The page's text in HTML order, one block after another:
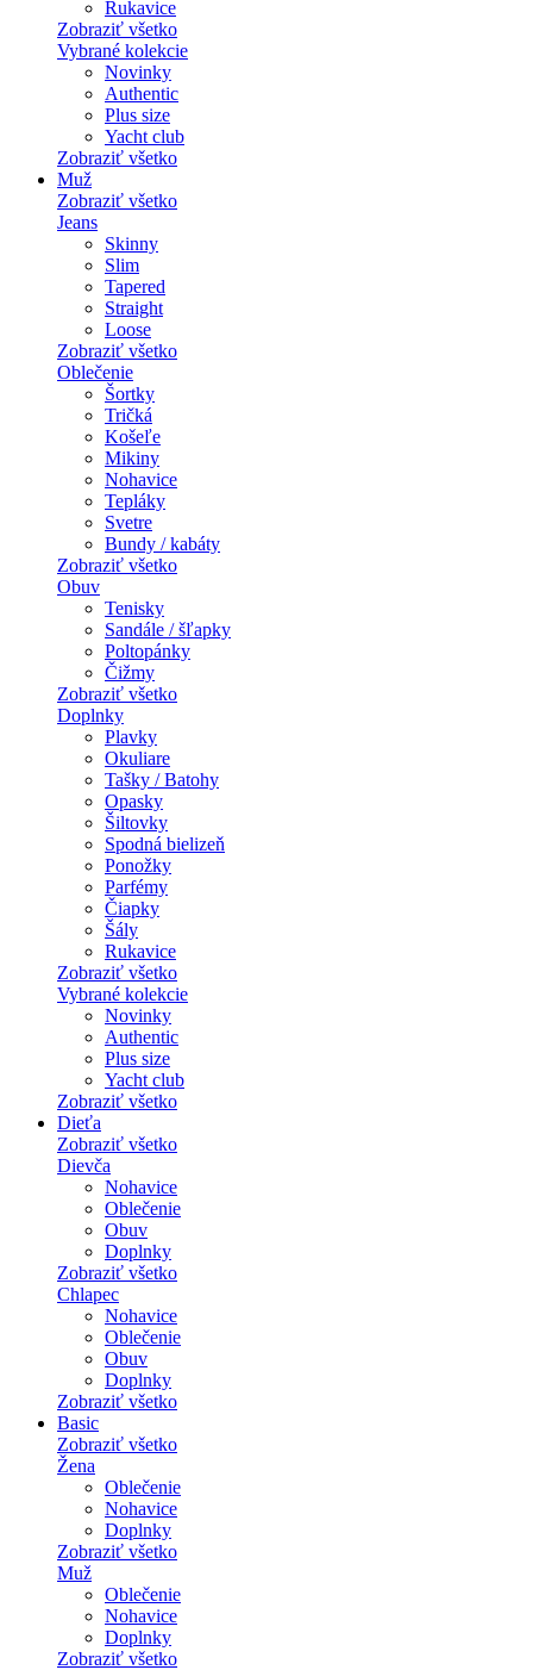
Rukavice
Zobraziť všetko
Vybrané kolekcie
Novinky
Authentic
Plus size
Yacht club
Zobraziť všetko
Muž
Zobraziť všetko
Jeans
Skinny
Slim
Tapered
Straight
Loose
Zobraziť všetko
Oblečenie
Šortky
Tričká
Košeľe
Mikiny
Nohavice
Tepláky
Svetre
Bundy / kabáty
Zobraziť všetko
Obuv
Tenisky
Sandále / šľapky
Poltopánky
Čižmy
Zobraziť všetko
Doplnky
Plavky
Okuliare
Tašky / Batohy
Opasky
Šiltovky
Spodná bielizeň
Ponožky
Parfémy
Čiapky
Šály
Rukavice
Zobraziť všetko
Vybrané kolekcie
Novinky
Authentic
Plus size
Yacht club
Zobraziť všetko
Dieťa
Zobraziť všetko
Dievča
Nohavice
Oblečenie
Obuv
Doplnky
Zobraziť všetko
Chlapec
Nohavice
Oblečenie
Obuv
Doplnky
Zobraziť všetko
Basic
Zobraziť všetko
Žena
Oblečenie
Nohavice
Doplnky
Zobraziť všetko
Muž
Oblečenie
Nohavice
Doplnky
Zobraziť všetko